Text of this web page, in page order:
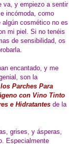
va, y empiezo a sentir
incómoda, como
algún cosmético no es
mi piel. Si no tenéis
de sensibilidad, os
encantado, y me
son la
Parches Para
con Vino Tinto
e Hidratantes de la
grises, y ásperas,
Especialmente